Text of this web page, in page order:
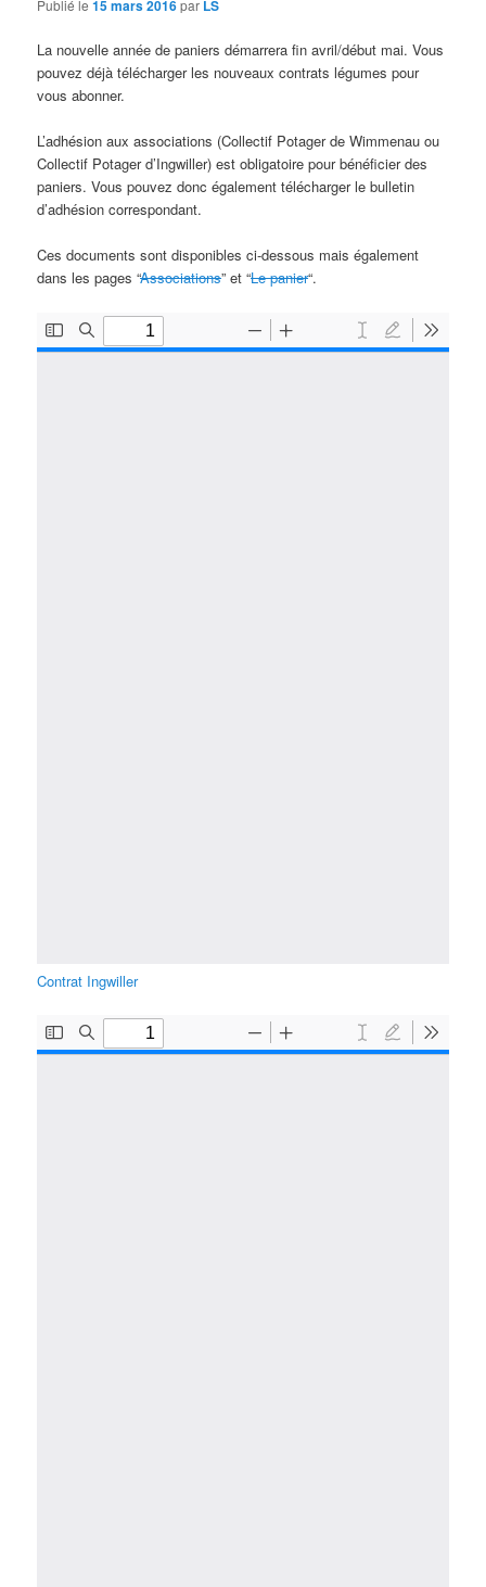
Publié le15 mars 2016par LS
La nouvelle année de paniers démarrera fin avril/début mai. Vous
pouvez déjà télécharger les nouveaux contrats légumes pour
vous abonner.
L’adhésion aux associations (Collectif Potager de Wimmenau ou
Collectif Potager d’Ingwiller) est obligatoire pour bénéficier des
paniers. Vous pouvez donc également télécharger le bulletin
d’adhésion correspondant.
Ces documents sont disponibles ci-dessous mais également
dans les pages “Associations” et “Le panier“.
Contrat Ingwiller